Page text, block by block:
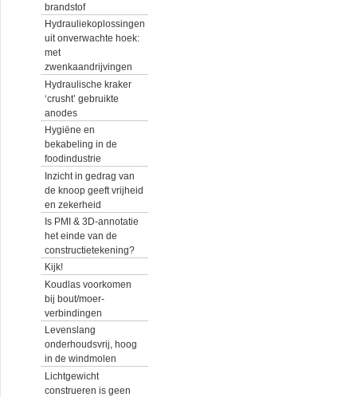
brandstof
Hydrauliekoplossingen
uit onverwachte hoek:
met
zwenkaandrijvingen
Hydraulische kraker
‘crusht’ gebruikte
anodes
Hygiëne en
bekabeling in de
foodindustrie
Inzicht in gedrag van
de knoop geeft vrijheid
en zekerheid
Is PMI & 3D-annotatie
het einde van de
constructietekening?
Kijk!
Koudlas voorkomen
bij bout/moer-
verbindingen
Levenslang
onderhoudsvrij, hoog
in de windmolen
Lichtgewicht
construeren is geen